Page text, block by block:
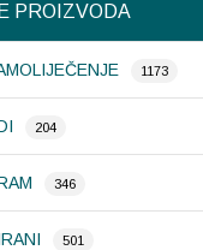
PROIZVODA
1173
204
346
501